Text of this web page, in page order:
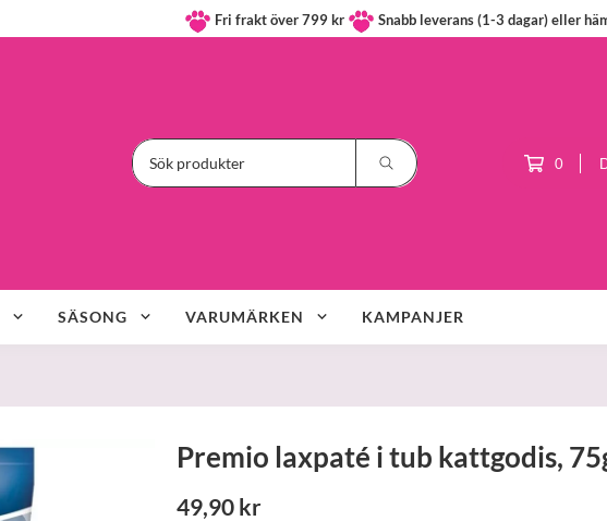
Fri frakt över 799 kr Snabb leverans (1-3 dagar) eller
0
SÄSONG VARUMÄRKEN KAMPANJER
Premio laxpaté i tub kattgodis,
49,90 kr